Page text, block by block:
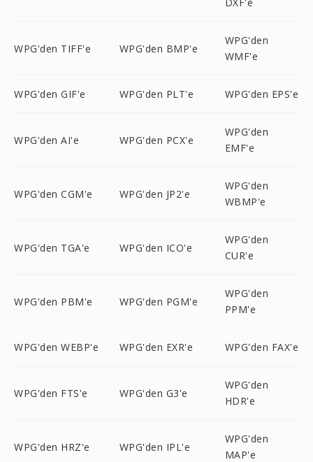
WPG'den TIFF'e WPG'den BMP'e
WPG'den
WMF'e
WPG'den GIF'e WPG'den PLT'e WPG'den EPS'e
WPG'den AI'e WPG'den PCX'e
WPG'den
EMF'e
WPG'den CGM'e WPG'den JP2'e
WPG'den
WBMP'e
WPG'den TGA'e WPG'den ICO'e
WPG'den
CUR'e
WPG'den PBM'e WPG'den PGM'e
WPG'den
PPM'e
WPG'den WEBP'e WPG'den EXR'e WPG'den FAX'e
WPG'den FTS'e WPG'den G3'e
WPG'den
HDR'e
WPG'den HRZ'e WPG'den IPL'e
WPG'den
MAP'e